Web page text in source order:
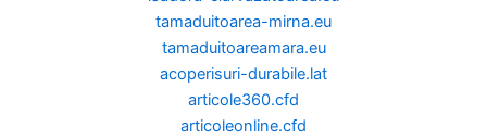
tamaduitoarea-mirna.eu
tamaduitoareamara.eu
acoperisuri-durabile.lat
articole360.cfd
articoleonline.cfd